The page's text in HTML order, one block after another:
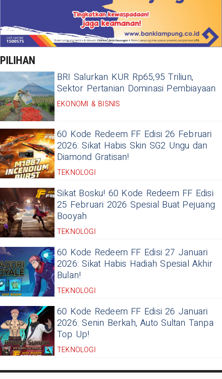
PILIHAN
BRI Salurkan KUR Rp65,95 Triliun,
Sektor Pertanian Dominasi Pembiayaan
EKONOMI & BISNIS
60 Kode Redeem FF Edisi 26 Februari
2026: Sikat Habis Skin SG2 Ungu dan
Diamond Gratisan!
TEKNOLOGI
Sikat Bosku! 60 Kode Redeem FF Edisi
25 Februari 2026 Spesial Buat Pejuang
Booyah
TEKNOLOGI
60 Kode Redeem FF Edisi 27 Januari
2026: Sikat Habis Hadiah Spesial Akhir
Bulan!
TEKNOLOGI
60 Kode Redeem FF Edisi 26 Januari
2026: Senin Berkah, Auto Sultan Tanpa
Top Up!
TEKNOLOGI